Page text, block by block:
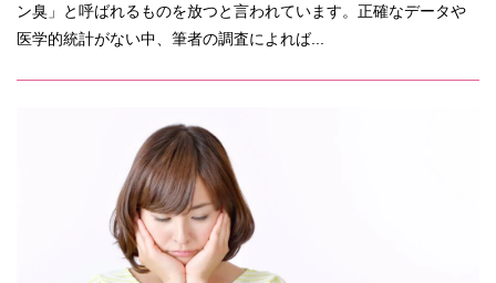
ン臭」と呼ばれるものを放つと言われています。正確なデータや
医学的統計がない中、筆者の調査によれば...